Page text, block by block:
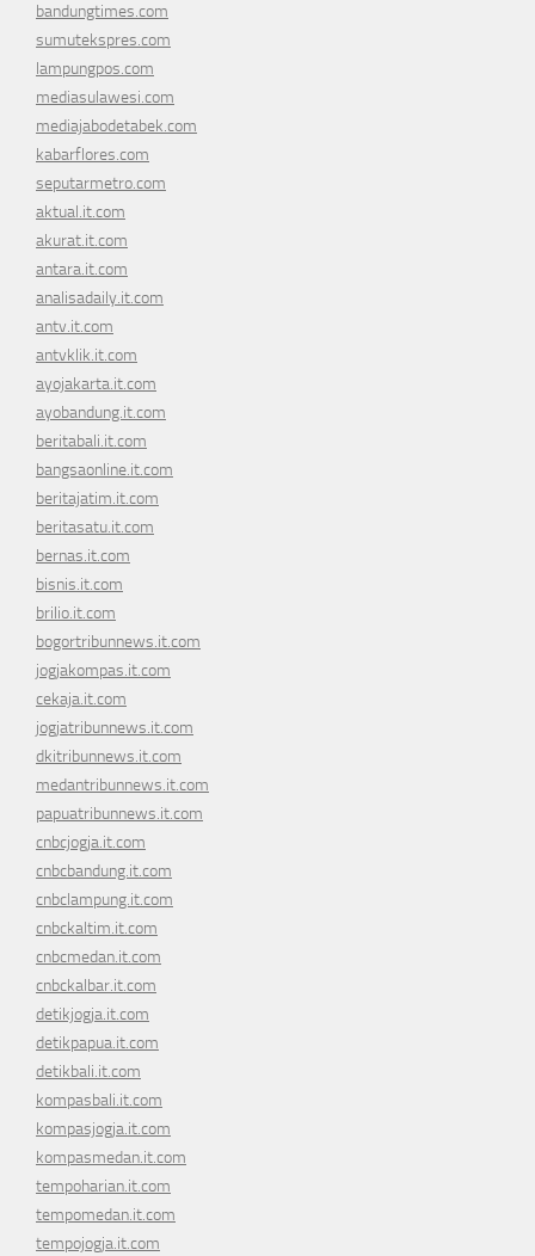
bandungtimes.com
sumutekspres.com
lampungpos.com
mediasulawesi.com
mediajabodetabek.com
kabarflores.com
seputarmetro.com
aktual.it.com
akurat.it.com
antara.it.com
analisadaily.it.com
antv.it.com
antvklik.it.com
ayojakarta.it.com
ayobandung.it.com
beritabali.it.com
bangsaonline.it.com
beritajatim.it.com
beritasatu.it.com
bernas.it.com
bisnis.it.com
brilio.it.com
bogortribunnews.it.com
jogjakompas.it.com
cekaja.it.com
jogjatribunnews.it.com
dkitribunnews.it.com
medantribunnews.it.com
papuatribunnews.it.com
cnbcjogja.it.com
cnbcbandung.it.com
cnbclampung.it.com
cnbckaltim.it.com
cnbcmedan.it.com
cnbckalbar.it.com
detikjogja.it.com
detikpapua.it.com
detikbali.it.com
kompasbali.it.com
kompasjogja.it.com
kompasmedan.it.com
tempoharian.it.com
tempomedan.it.com
tempojogja.it.com